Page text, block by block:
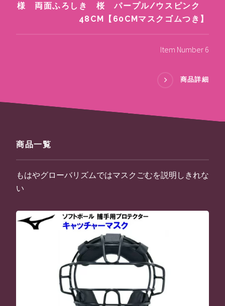
様 両面ふろしき 桜 パープル/ウスピンク
48CM【60CMマスクゴムつき】
Item Number 6
商品詳細
商品一覧
もはやグローバリズムではマスクごむを説明しきれな
い